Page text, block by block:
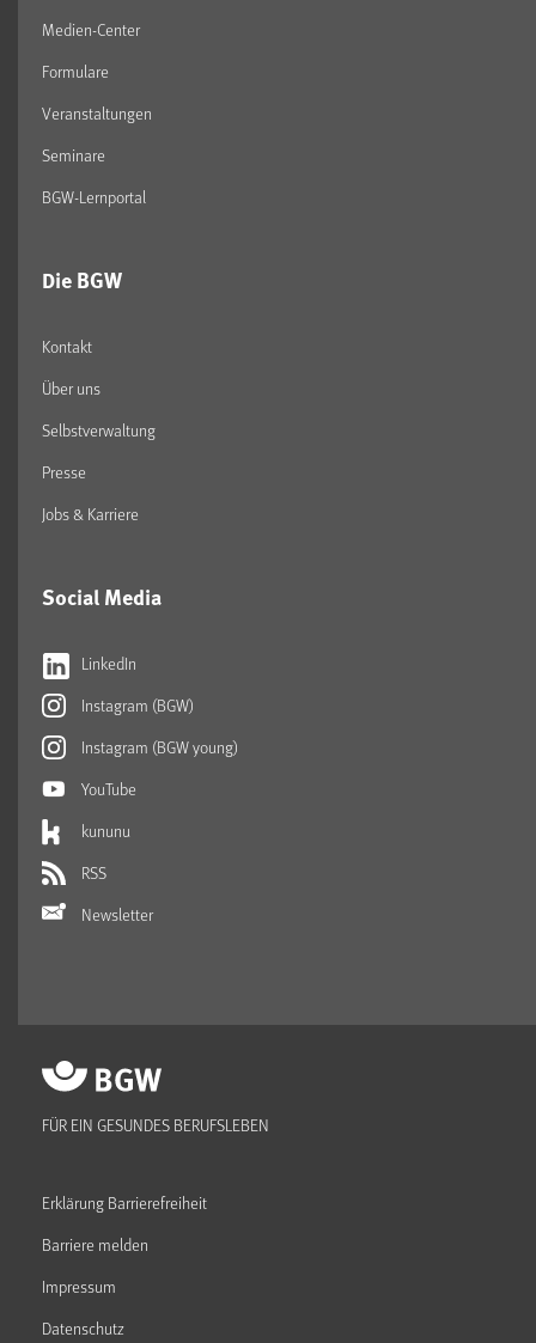
Medien-Center
Formulare
Veranstaltungen
Seminare
BGW-Lernportal
Die BGW
Kontakt
Über uns
Selbstverwaltung
Presse
Jobs & Karriere
Social Media
LinkedIn
Instagram (BGW)
Instagram (BGW young)
YouTube
kununu
RSS
Newsletter
FÜR EIN GESUNDES BERUFSLEBEN
Erklärung Barrierefreiheit
Barriere melden
Impressum
Datenschutz